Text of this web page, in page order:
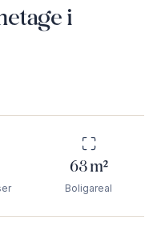
i
63m²
Boligareal